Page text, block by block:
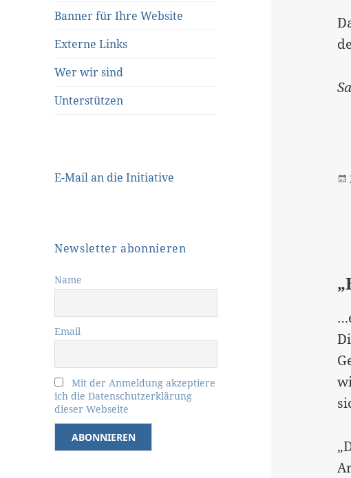
Banner für Ihre Website
Externe Links
Wer wir sind
Unterstützen
E-Mail an die Initiative
Newsletter abonnieren
Name
Email
Mit der Anmeldung akzeptiere
ich die Datenschutzerklärung
dieser Webseite